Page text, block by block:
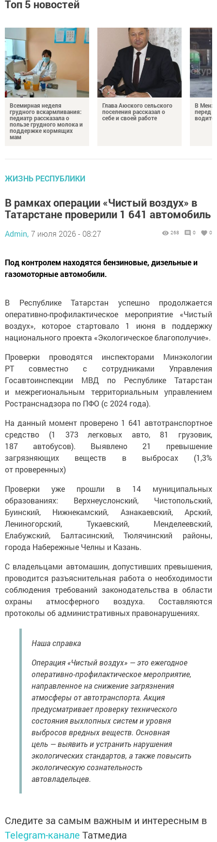
Топ 5 новостей
Всемирная неделя
грудного вскармливания:
педиатр рассказала о
пользе грудного молока и
поддержке кормящих
мам
Глава Аюского сельского
поселения рассказал о
себе и своей работе
В
перед
ЖИЗНЬ РЕСПУБЛИКИ
В рамках операции «Чистый воздух» в
Татарстане проверили 1 641 автомобиль
Admin, 7 июля 2026 - 08:27 268 0 0
Под контролем находятся бензиновые, дизельные и
газомоторные автомобили.
В Республике Татарстан успешно продолжается
оперативно-профилактическое мероприятие «Чистый
воздух», которое стартовало 1 июня в поддержку
национального проекта «Экологическое благополучие».
Проверки проводятся инспекторами Минэкологии
РТ совместно с сотрудниками Управления
Госавтоинспекции МВД по Республике Татарстан
и межрегиональным территориальным управлением
Ространснадзора по ПФО (с 2024 года).
На данный момент проверено 1 641 автотранспортное
средство (1 373 легковых авто, 81 грузовик,
187 автобусов). Выявлено 21 превышение
загрязняющих веществ в выбросах (1,3%
от проверенных)
Проверки уже прошли в 14 муниципальных
образованиях: Верхнеуслонский, Чистопольский,
Буинский, Нижнекамский, Азнакаевский, Арский,
Лениногорский, Тукаевский, Менделеевский,
Елабужский, Балтасинский, Тюлячинский районы,
города Набережные Челны и Казань.
С владельцами автомашин, допустивших превышения,
проводится разъяснительная работа о необходимости
соблюдения требований законодательства в области
охраны атмосферного воздуха. Составляются
протоколы об административных правонарушениях.
Наша справка
Операция «Чистый воздух» — это ежегодное
оперативно-профилактическое мероприятие,
направленное на снижение загрязнения
атмосферы от автотранспорта. Акция
предусматривает проверку технического
состояния выхлопных систем и уровня
выбросов вредных веществ. Основная
цель — выявить и устранить нарушения
экологических стандартов, а также повысить
экологическую сознательность
автовладельцев.
Следите за самым важным и интересным в
Telegram-канале Татмедиа